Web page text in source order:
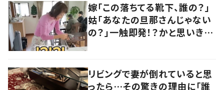
嫁「この落ちてる靴下、誰の？」
姑「あなたの旦那さんじゃない
の？」一触即発！？かと思いき
リビングで妻が倒れていると思
ったら…その驚きの理由に「誰